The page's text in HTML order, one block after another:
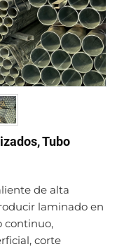
Tubo
de alta
laminado en
continuo,
corte